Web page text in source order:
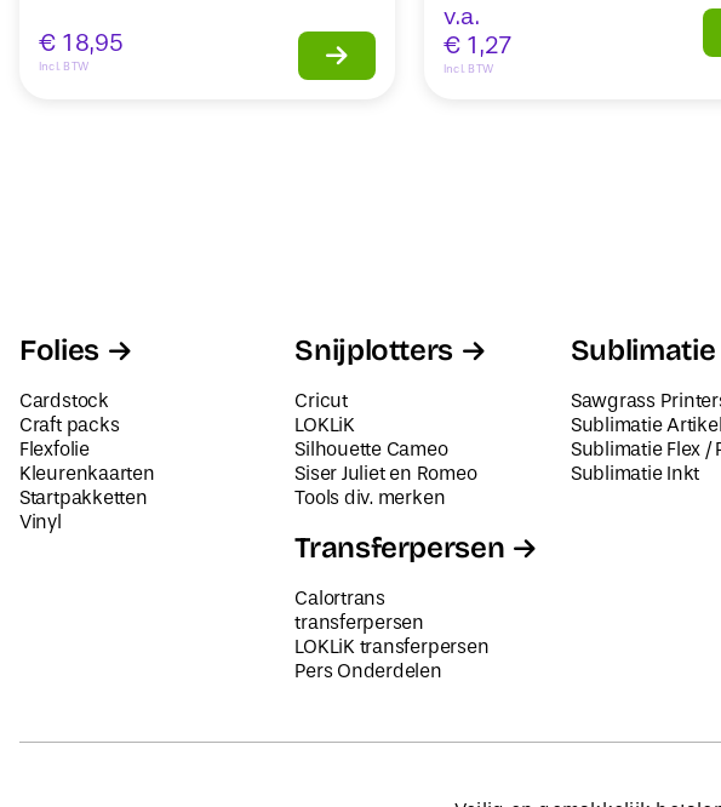
€ 18,95
Incl. BTW
v.a.
€ 1,27
Incl. BTW
Folies
Cardstock
Craft packs
Flexfolie
Kleurenkaarten
Startpakketten
Vinyl
Snijplotters
Cricut
LOKLiK
Silhouette Cameo
Siser Juliet en Romeo
Tools div. merken
Transferpersen
Calortrans
transferpersen
LOKLiK transferpersen
Pers Onderdelen
Sublimatie
Sawgrass
Sublimatie
Sublimatie Flex /
Sublimatie Inkt